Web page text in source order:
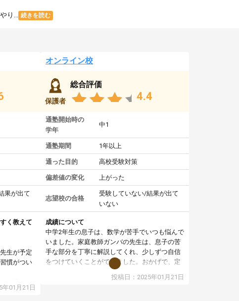
り... 続きを読む
果が出て
く教えて
生が予定
慣がつい
指導が無
LINEでわ
年01月21日
オンライン校
保護者
総合評価
4.4
通塾開始時の
学年
中1
通塾期間 1年以上
通った目的 高校受験対策
偏差値の変化 上がった
志望校の合格
受験していない/結果が出て
いない
成績について
中学2年生の息子は、数学が苦手でいつも悩んで
いました。家庭教師ガンバの先生は、息子の苦
手な部分を丁寧に解説してくれ、少しずつ自信
をつけていくことができました。おかげで、定
期テストの成績が10点以上アップし、本人もと
投稿日：2025年01月21日